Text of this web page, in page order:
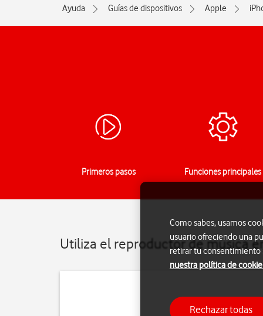
Ayuda Guías de dispositivos Apple
Primeros pasos Funciones principales
Utiliza el reproductor de música
Puedes utilizar el
Como sabes, usamos
usuario ofreciendo una
retirar tu consentimiento
nuestra política de
Rechazar todas